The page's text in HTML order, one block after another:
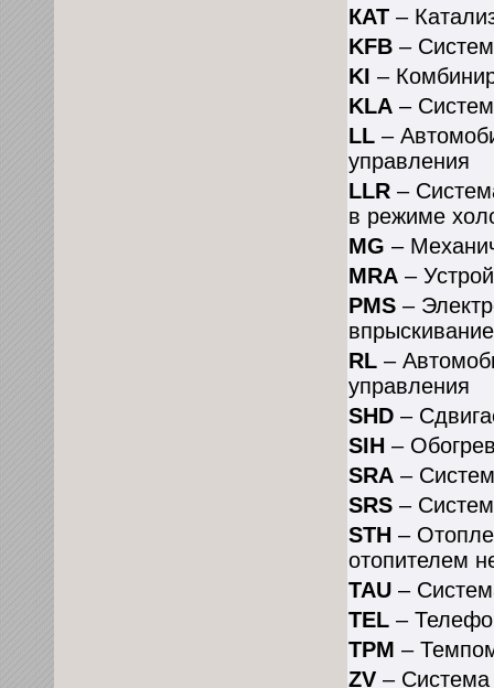
КАТ –
KFB –
KI –
KLA –
LL –
управления
LLR –
в режиме
MG –
MRA –
PMS –
RL –
управления
SHD –
SIH –
SRA –
SRS –
STH –
отопителем
TAU –
TEL –
ТРМ –
ZV –